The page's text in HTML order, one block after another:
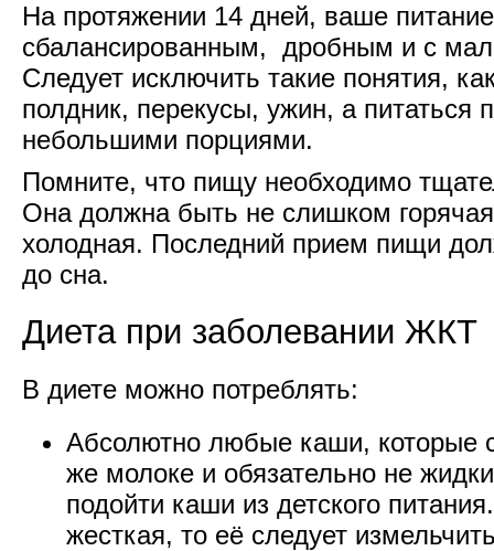
На протяжении 14 дней, ваше
сбалансированным, дробным и с
Следует исключить такие понятия,
полдник, перекусы, ужин, а питаться
небольшими порциями.
Помните, что пищу необходимо
Она должна быть не слишком
холодная. Последний прием пищи
до сна.
Диета при заболевании ЖКТ
В диете можно потреблять:
Абсолютно любые каши, которые
же молоке и обязательно не
подойти каши из детского
жесткая, то её следует